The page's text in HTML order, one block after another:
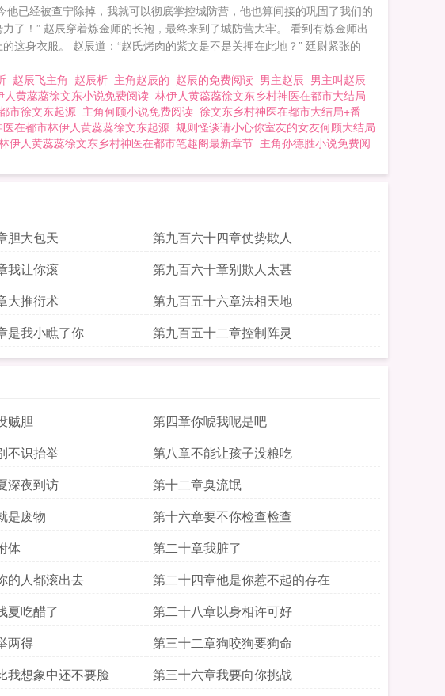
已经被查宁除掉，我就可以彻底掌控城防营，他也算间接的巩固了我们的
了！” 赵辰穿着炼金师的长袍，最终来到了城防营大牢。 看到有炼金师出
这身衣服。 赵辰道：“赵氏烤肉的紫文是不是关押在此地？” 廷尉紧张的
赵辰飞主角 赵辰析 主角赵辰的 赵辰的免费阅读 男主赵辰 男主叫赵辰
人黄蕊蕊徐文东小说免费阅读 林伊人黄蕊蕊徐文东乡村神医在都市大结局
市徐文东起源 主角何顾小说免费阅读 徐文东乡村神医在都市大结局+番
医在都市林伊人黄蕊蕊徐文东起源 规则怪谈请小心你室友的女友何顾大结局
伊人黄蕊蕊徐文东乡村神医在都市笔趣阁最新章节 主角孙德胜小说免费阅
胆大包天
第九百六十四章仗势欺人
我让你滚
第九百六十章别欺人太甚
大推衍术
第九百五十六章法相天地
是我小瞧了你 第九百五十二章控制阵灵
贼胆
第四章你唬我呢是吧
不识抬举
第八章不能让孩子没粮吃
深夜到访
第十二章臭流氓
是废物
第十六章要不你检查检查
体
第二十章我脏了
的人都滚出去
第二十四章他是你惹不起的存在
夏吃醋了
第二十八章以身相许可好
两得
第三十二章狗咬狗要狗命
我想象中还不要脸
第三十六章我要向你挑战